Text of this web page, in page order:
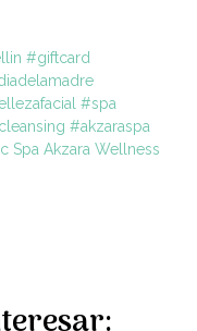
#giftcard
#spa
#akzaraspa
Spa Akzara Wellness